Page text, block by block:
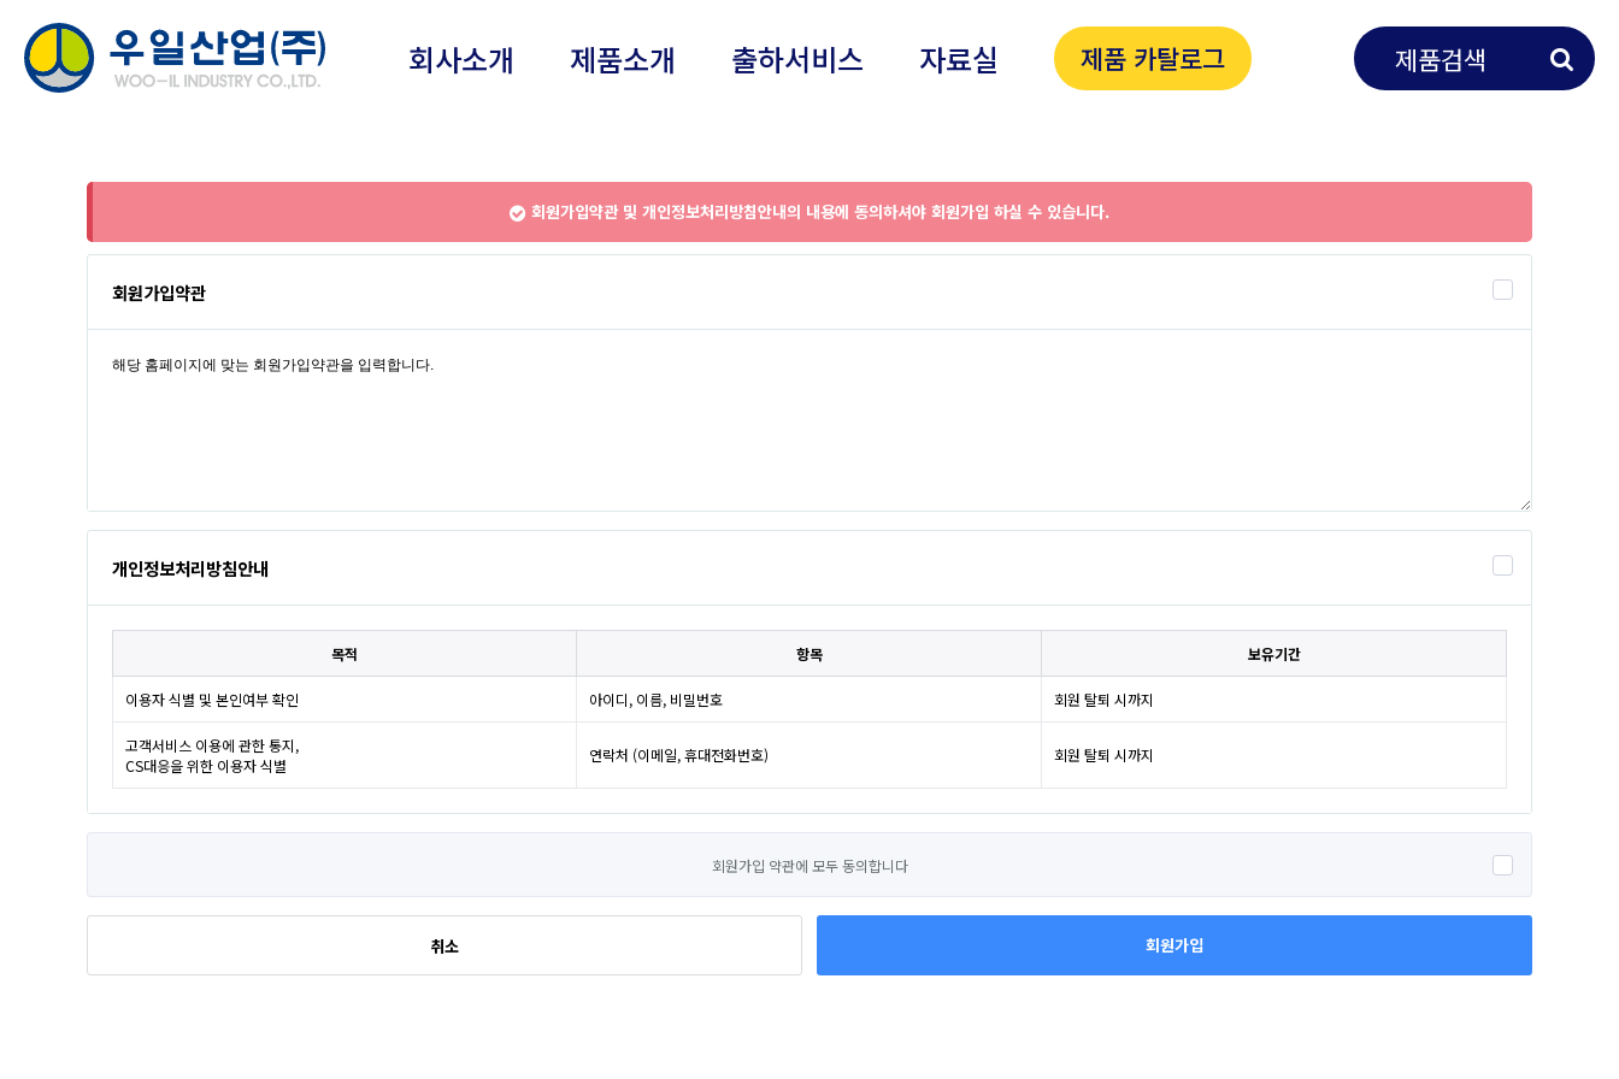
회사소개 제품소개 출하서비스 자료실 제품 카탈로그
회원가입약관 및 개인정보처리방침안내의 내용에 동의하셔야 회원가입 하실 수 있습니다.
회원가입약관
개인정보처리방침안내
목적 항목 보유기간
이용자 식별 및 본인여부 확인 아이디, 이름, 비밀번호 회원 탈퇴 시까지
고객서비스 이용에 관한 통지,
CS대응을 위한 이용자 식별
연락처 (이메일, 휴대전화번호) 회원 탈퇴 시까지
회원가입 약관에 모두 동의합니다
취소 회원가입